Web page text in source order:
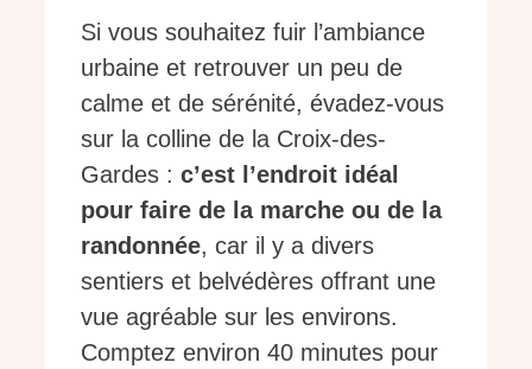
Si vous souhaitez fuir l’ambiance
urbaine et retrouver un peu de
calme et de sérénité, évadez-vous
sur la colline de la Croix-des-
Gardes : c’est l’endroit idéal
pour faire de la marche ou de la
randonnée, car il y a divers
sentiers et belvédères offrant une
vue agréable sur les environs.
Comptez environ 40 minutes pour